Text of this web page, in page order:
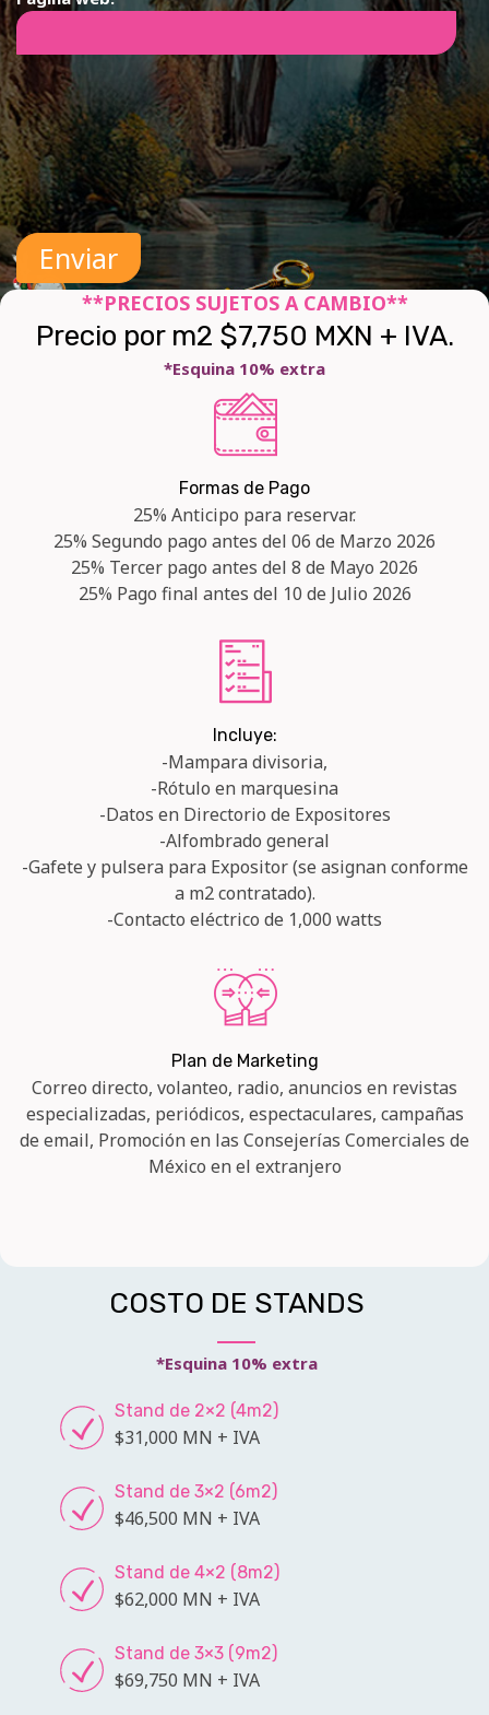
**PRECIOS SUJETOS A CAMBIO**
Precio por m2 $7,750 MXN + IVA.
*Esquina 10% extra
Formas de Pago
25% Anticipo para reservar.
25% Segundo pago antes del 06 de Marzo 2026
25% Tercer pago antes del 8 de Mayo 2026
25% Pago final antes del 10 de Julio 2026
Incluye:
-Mampara divisoria,
-Rótulo en marquesina
-Datos en Directorio de Expositores
-Alfombrado general
-Gafete y pulsera para Expositor (se asignan conforme
a m2 contratado).
-Contacto eléctrico de 1,000 watts
Plan de Marketing
Correo directo, volanteo, radio, anuncios en revistas
especializadas, periódicos, espectaculares, campañas
de email, Promoción en las Consejerías Comerciales de
México en el extranjero
COSTO DE STANDS
*Esquina 10% extra
Stand de 2×2 (4m2)
$31,000 MN + IVA
Stand de 3×2 (6m2)
$46,500 MN + IVA
Stand de 4×2 (8m2)
$62,000 MN + IVA
Stand de 3×3 (9m2)
$69,750 MN + IVA